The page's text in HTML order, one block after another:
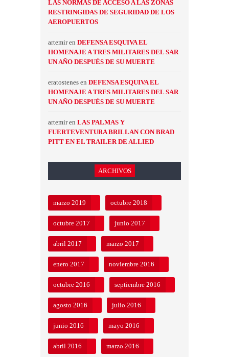
LAS NORMAS DE ACCESO A LAS ZONAS
RESTRINGIDAS DE SEGURIDAD DE LOS
AEROPUERTOS
artemiren DEFENSA ESQUIVA EL
HOMENAJE A TRES MILITARES DEL SAR
UN AÑO DESPUÉS DE SU MUERTE
eratostenes en DEFENSA ESQUIVA EL
HOMENAJE A TRES MILITARES DEL SAR
UN AÑO DESPUÉS DE SU MUERTE
artemiren LAS PALMAS Y
FUERTEVENTURA BRILLAN CON BRAD
PITT EN EL TRAILER DE ALLIED
ARCHIVOS
marzo 2019 octubre 2018
octubre 2017 junio 2017
abril 2017 marzo 2017
enero 2017 noviembre 2016
octubre 2016 septiembre 2016
agosto 2016 julio 2016
junio 2016 mayo 2016
abril 2016 marzo 2016